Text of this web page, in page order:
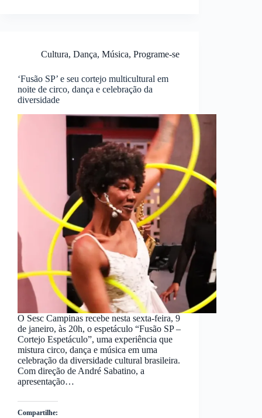
Cultura, Dança, Música, Programe-se
‘Fusão SP’ e seu cortejo multicultural em
noite de circo, dança e celebração da
diversidade
O Sesc Campinas recebe nesta sexta-feira, 9
de janeiro, às 20h, o espetáculo “Fusão SP –
Cortejo Espetáculo”, uma experiência que
mistura circo, dança e música em uma
celebração da diversidade cultural brasileira.
Com direção de André Sabatino, a
apresentação…
Compartilhe: